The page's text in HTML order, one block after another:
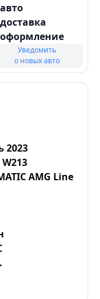
авто
доставка
оформление
Уведомить
о новых авто
2023
W213
AMG Line